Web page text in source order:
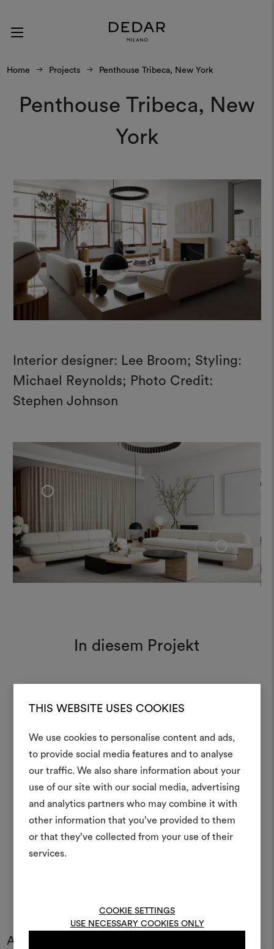
THIS WEBSITE USES COOKIES
We use cookies to personalise content and ads,
to provide social media features and to analyse
our traffic. We also share information about your
use of our site with our social media, advertising
and analytics partners who may combine it with
other information that you’ve provided to them
or that they’ve collected from your use of their
services.
COOKIE SETTINGS
USE NECESSARY COOKIES ONLY
Home Projects Penthouse Tribeca, New York
Penthouse Tribeca, New
York
Interior designer: Lee Broom; Styling:
Michael Reynolds; Photo Credit:
Stephen Johnson
In diesem Projekt
Moodboard
Karakorum 001
Abonnieren Sie unseren Newsletter
Ein
erstellen
Ein interaktives Tool, mit
Ideen zum Leben
anderen teilen können,